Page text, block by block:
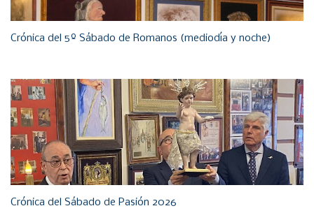
Crónica del 5º Sábado de Romanos (mediodía y noche)
Crónica del Sábado de Pasión 2026